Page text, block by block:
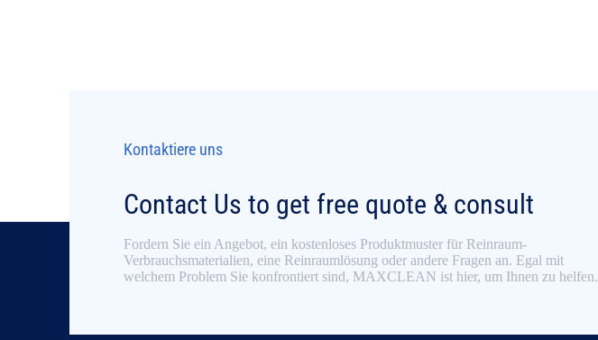
Kontaktiere uns
Contact Us to get free quote & consult
Fordern Sie ein Angebot, ein kostenloses Produktmuster für Reinraum-
Verbrauchsmaterialien, eine Reinraumlösung oder andere Fragen an. Egal mit
welchem Problem Sie konfrontiert sind, MAXCLEAN ist hier, um Ihnen zu helfen.